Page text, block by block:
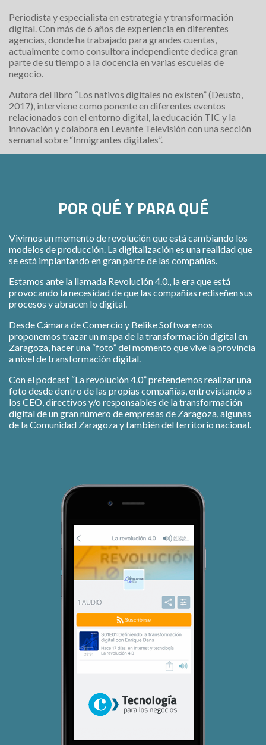
Periodista y especialista en estrategia y transformación
digital. Con más de 6 años de experiencia en diferentes
agencias, donde ha trabajado para grandes cuentas,
actualmente como consultora independiente dedica gran
parte de su tiempo a la docencia en varias escuelas de
negocio.
Autora del libro “Los nativos digitales no existen” (Deusto,
2017), interviene como ponente en diferentes eventos
relacionados con el entorno digital, la educación TIC y la
innovación y colabora en Levante Televisión con una sección
semanal sobre “Inmigrantes digitales”.
POR QUÉ Y PARA QUÉ
Vivimos un momento de revolución que está cambiando los
modelos de producción. La digitalización es una realidad que
se está implantando en gran parte de las compañías.
Estamos ante la llamada Revolución 4.0., la era que está
provocando la necesidad de que las compañías rediseñen sus
procesos y abracen lo digital.
Desde Cámara de Comercio y Belike Software nos
proponemos trazar un mapa de la transformación digital en
Zaragoza, hacer una “foto” del momento que vive la provincia
a nivel de transformación digital.
Con el podcast “La revolución 4.0” pretendemos realizar una
foto desde dentro de las propias compañías, entrevistando a
los CEO, directivos y/o responsables de la transformación
digital de un gran número de empresas de Zaragoza, algunas
de la Comunidad Zaragoza y también del territorio nacional.